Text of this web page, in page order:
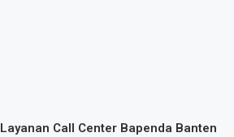
Layanan Call Center Bapenda Banten